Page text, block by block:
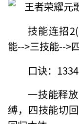
技能连招
能-->三技能-->
口诀：1334
一技能释
缚，四技能切